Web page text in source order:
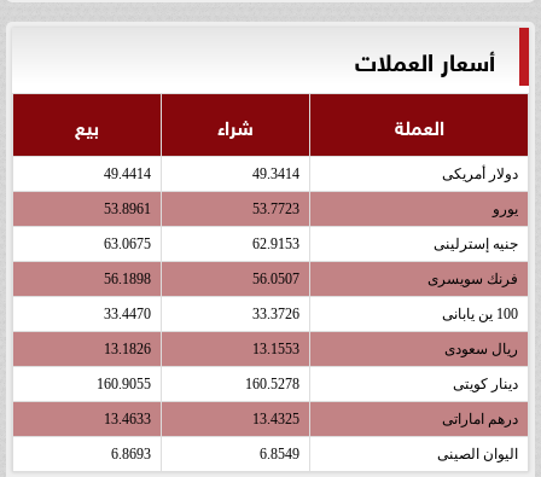
أسعار العملات
العملة شراء بيع
دولار أمريكى 49.3414
49.4414
يورو 53.7723
53.8961
جنيه إسترلينى 62.9153
63.0675
فرنك سويسرى 56.0507
56.1898
100 ين يابانى 33.3726
33.4470
ريال سعودى 13.1553
13.1826
دينار كويتى 160.5278
160.9055
درهم اماراتى 13.4325
13.4633
اليوان الصينى 6.8549
6.8693